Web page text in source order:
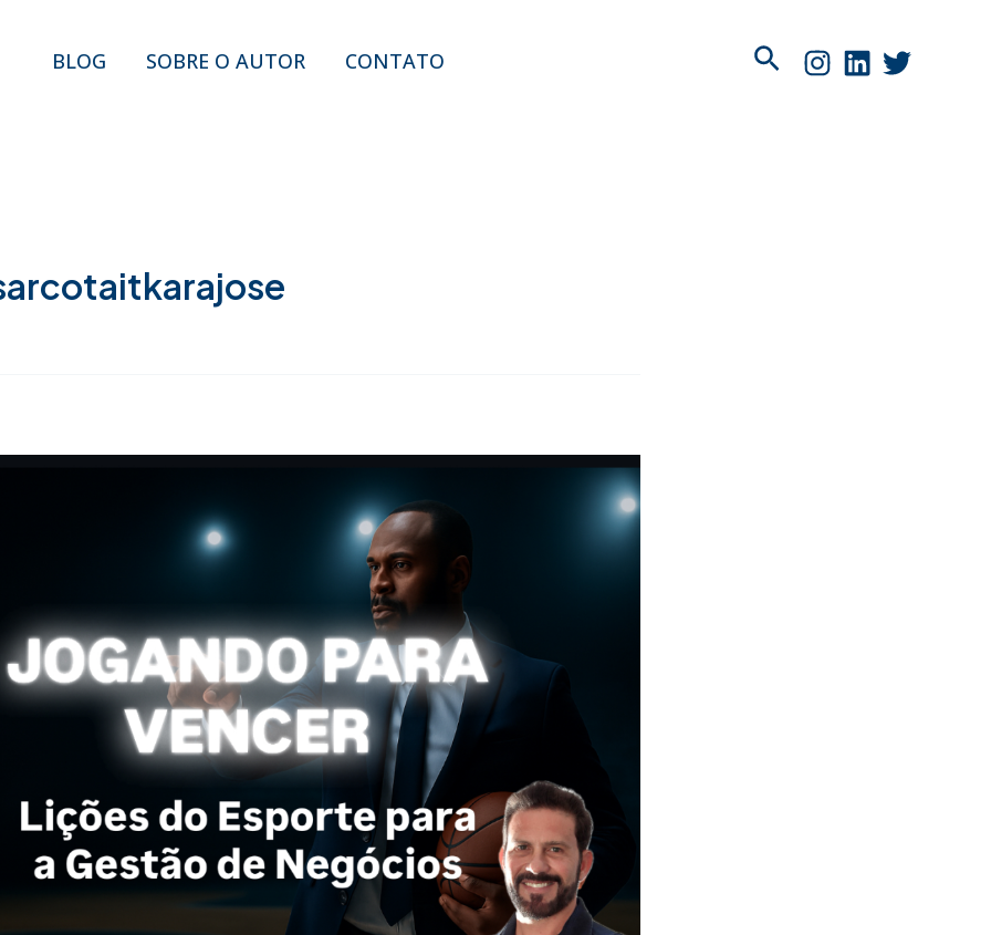
BLOG SOBRE O AUTOR CONTATO Pesquisar